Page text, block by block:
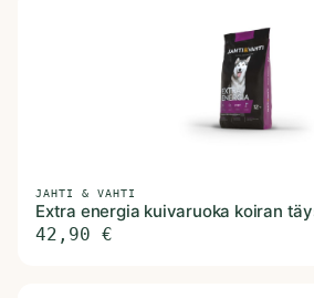
JAHTI & VAHTI
Extra energia kuivaruoka koiran
42,90 €